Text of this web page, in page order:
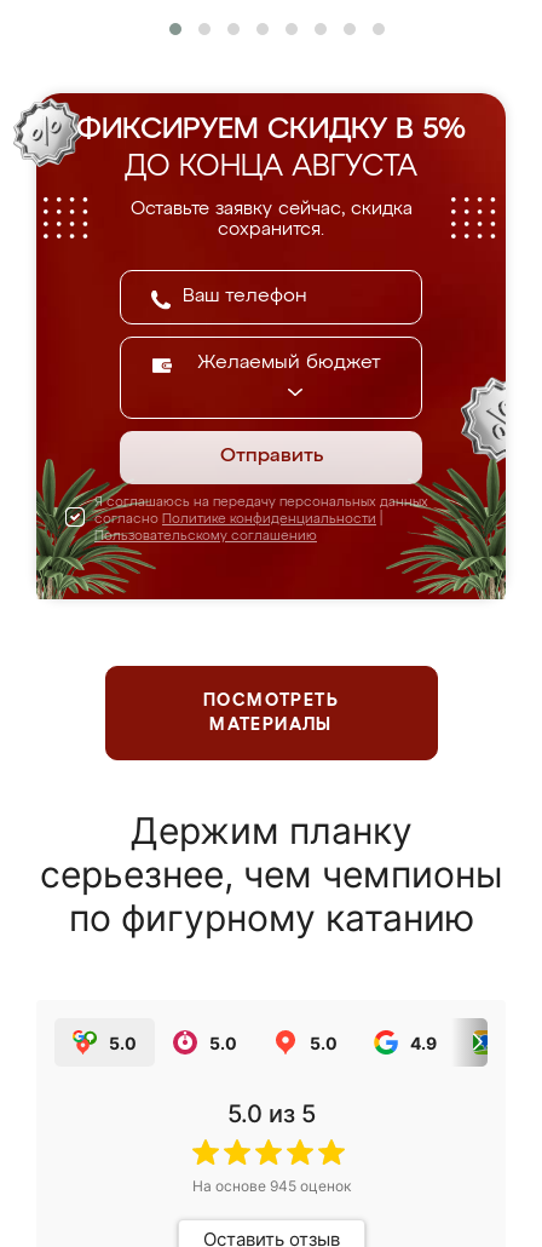
ФИКСИРУЕМ СКИДКУ В 5%
ДО КОНЦА АВГУСТА
Оставьте заявку сейчас, скидка
сохранится.
Желаемый бюджет
Отправить
Я соглашаюсь на передачу персональных данных
согласно Политике конфиденциальности
Пользовательскому соглашению
ПОСМОТРЕТЬ
МАТЕРИАЛЫ
Держим планку
серьезнее, чем чемпионы
по фигурному катанию
5.0 5.0 5.0 4.9
5.0 из 5
На основе 945оценок
Оставить отзыв